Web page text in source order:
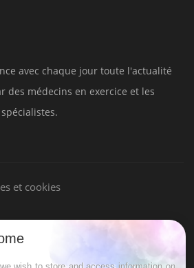
avec chaque jour toute l'actualité
des médecins en exercice et les
et cookies
we wish to store and access information on